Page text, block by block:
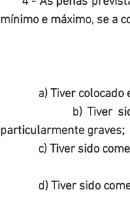
mínimo e máximo, se a
a) Tiver
particularmente graves;
c)
d)